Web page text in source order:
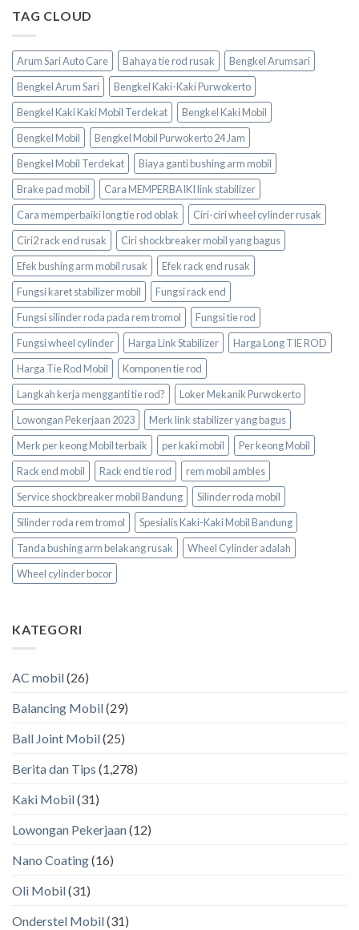
TAG CLOUD
Arum Sari Auto Care Bahaya tie rod rusak
Bengkel Arumsari
Bengkel Arum Sari
Bengkel Kaki-Kaki Purwokerto
Bengkel Kaki Kaki Mobil Terdekat
Bengkel Kaki Mobil
Bengkel Mobil
Bengkel Mobil Purwokerto 24 Jam
Bengkel Mobil Terdekat
Biaya ganti bushing arm mobil
Brake pad mobil
Cara MEMPERBAIKI link stabilizer
Cara memperbaiki long tie rod oblak
Ciri-ciri wheel cylinder rusak
Ciri2 rack end rusak
Ciri shockbreaker mobil yang bagus
Efek bushing arm mobil rusak
Efek rack end rusak
Fungsi karet stabilizer mobil
Fungsi rack end
Fungsi silinder roda pada rem tromol
Fungsi tie rod
Fungsi wheel cylinder
Harga Link Stabilizer
Harga Long TIE ROD
Harga Tie Rod Mobil
Komponen tie rod
Langkah kerja mengganti tie rod?
Loker Mekanik Purwokerto
Lowongan Pekerjaan 2023
Merk link stabilizer yang bagus
Merk per keong Mobil terbaik
per kaki mobil
Per keong Mobil
Rack end mobil
Rack end tie rod
rem mobil ambles
Service shockbreaker mobil Bandung
Silinder roda mobil
Silinder roda rem tromol
Spesialis Kaki-Kaki Mobil Bandung
Tanda bushing arm belakang rusak
Wheel Cylinder adalah
Wheel cylinder bocor
KATEGORI
AC mobil(26)
Balancing Mobil(29)
Ball Joint Mobil(25)
Berita dan Tips (1,278)
Kaki Mobil(31)
Lowongan Pekerjaan(12)
Nano Coating(16)
Oli Mobil(31)
Onderstel Mobil(31)